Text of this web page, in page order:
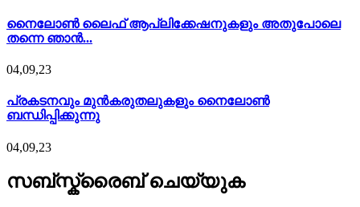
നൈലോൺ ലൈഫ് ആപ്ലിക്കേഷനുകളും അതുപോലെ
തന്നെ ഞാൻ...
04,09,23
പ്രകടനവും മുൻകരുതലുകളും നൈലോൺ
ബന്ധിപ്പിക്കുന്നു
04,09,23
സബ്സ്ക്രൈബ് ചെയ്യുക